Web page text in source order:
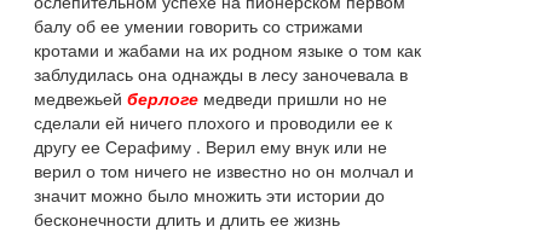
балу об ее умении говорить со стрижами
кротами и жабами на их родном языке о том как
заблудилась она однажды в лесу заночевала в
медвежьей берлоге медведи пришли но не
сделали ей ничего плохого и проводили ее к
другу ее Серафиму . Верил ему внук или не
верил о том ничего не известно но он молчал и
значит можно было множить эти истории до
бесконечности длить и длить ее жизнь